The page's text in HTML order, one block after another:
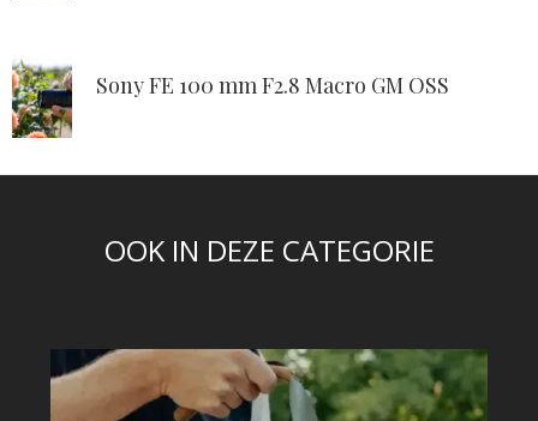
Sony FE 100 mm F2.8 Macro GM OSS
OOK IN DEZE CATEGORIE